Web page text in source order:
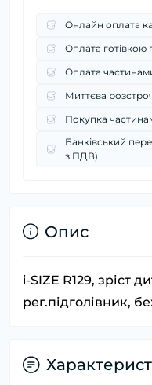
Онлайн оплата
Оплата готівкою
Оплата
Миттєва
Покупка
Банківський
з ПДВ)
Опис
i-SIZE R129, зріст
рег.підголівник,